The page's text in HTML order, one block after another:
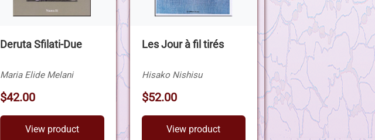
Deruta Sfilati-Due
Maria Elide Melani
$42.00
View product
Les Jour à fil tirés
Hisako Nishisu
$52.00
View product